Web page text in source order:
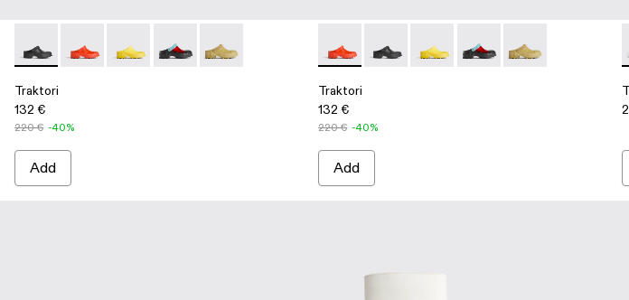
Traktori - K100767-005 - Black
Traktori - K100767-006 - Red
Traktori - K100767-004 - Yellow
Traktori - K100767-002
Traktori - K100767-001
Traktori
132 €
220 € -40%
Add
Traktori - K100767-006 - Red
Traktori - K100767-005 - Black
Traktori - K100767-004 - Yellow
Traktori - K100767-002
Traktori - K100767-
Traktori
132 €
220 € -40%
Add